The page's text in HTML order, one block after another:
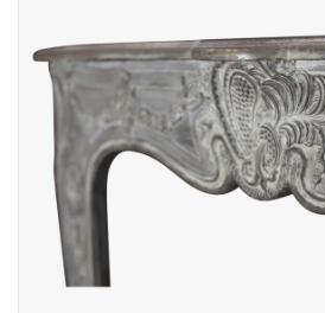
Objekten
Dekorative Outdoor-
Elemente
Böden -Stein-, Terrakotta-
und Marmor